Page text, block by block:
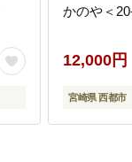
かのや＜
12,000円
宮崎県 西都市